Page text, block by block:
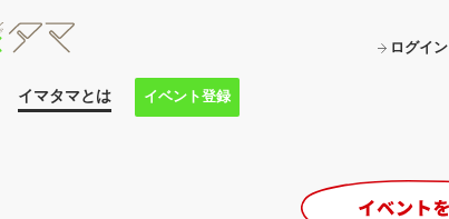
ログイン
イマタマとは イベント登録